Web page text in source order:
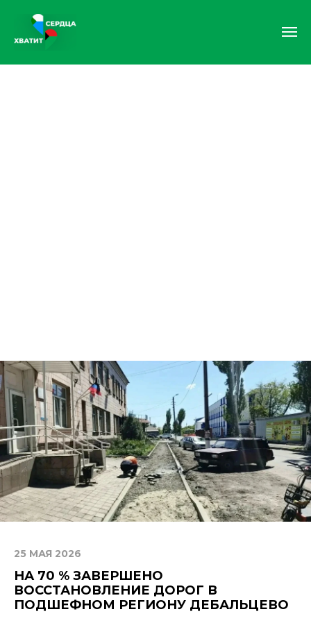
25 МАЯ 2026
НА 70 % ЗАВЕРШЕНО
ВОССТАНОВЛЕНИЕ ДОРОГ В
ПОДШЕФНОМ РЕГИОНУ ДЕБАЛЬЦЕВО